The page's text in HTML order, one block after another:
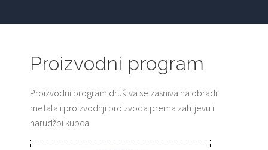
Proizvodni program
Proizvodni program društva se zasniva na obradi
metala i proizvodnji proizvoda prema zahtjevu i
narudžbi kupca.